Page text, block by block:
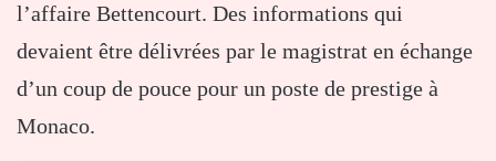
l’affaire Bettencourt. Des informations qui
devaient être délivrées par le magistrat en échange
d’un coup de pouce pour un poste de prestige à
Monaco.